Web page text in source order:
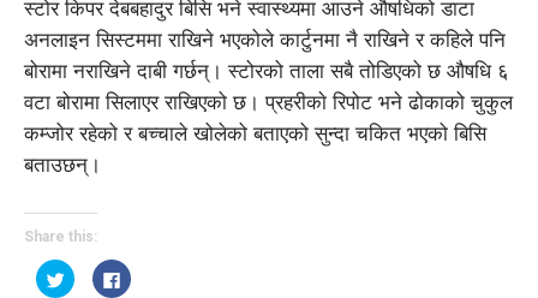
स्टोर किपर देबबहादुर बिसि भने स्वास्थ्यमा आउने औषधिको डाटा
अनलाइन सिस्टममा राखिने भएकोले कार्टुनमा नै राखिने र कहिले पनि
बोरामा नराखिने दाबी गर्छन्। स्टोरको ताला सबै तोडिएको छ औषधि ६
वटा बोरामा सिलाएर राखिएको छ। प्रहरीकाे रिपोट भने ढोकाको चुकुल
कम्जोर रहेको र बच्चाले खोलेको बताएको सुन्दा चकित भएको बिसि
बताउछन्।
Share this:
Click
to
Click
to